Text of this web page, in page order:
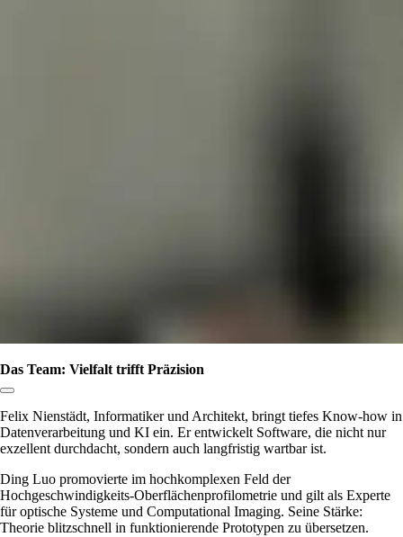
Das Team: Vielfalt trifft Präzision
Link zum Abschnitt kopieren:
Felix Nienstädt, Informatiker und Architekt, bringt tiefes Know-how in
Datenverarbeitung und KI ein. Er entwickelt Software, die nicht nur
exzellent durchdacht, sondern auch langfristig wartbar ist.
Ding Luo promovierte im hochkomplexen Feld der
Hochgeschwindigkeits-Oberflächenprofilometrie und gilt als Experte
für optische Systeme und Computational Imaging. Seine Stärke:
Theorie blitzschnell in funktionierende Prototypen zu übersetzen.